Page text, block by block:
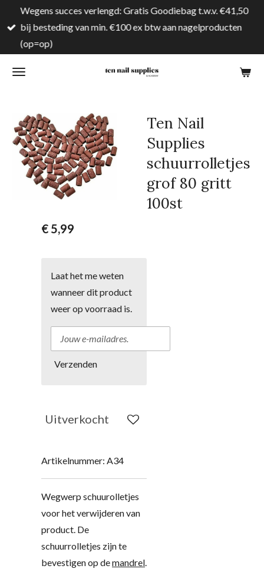
direct
naar
hoofdinhoud
Wegens succes verlengd: Gratis Goodiebag t.w.v. €41,50
bij besteding van min. €100 ex btw aan nagelproducten
(op=op)
Ten Nail
Supplies
schuurrolletjes
grof 80 gritt
100st
€ 5,99
Laat het me weten
wanneer dit product
weer op voorraad is.
Verzenden
Uitverkocht
Artikelnummer: A34
Wegwerp schuurolletjes
voor het verwijderen van
product. De
schuurrolletjes zijn te
bevestigen op demandrel.